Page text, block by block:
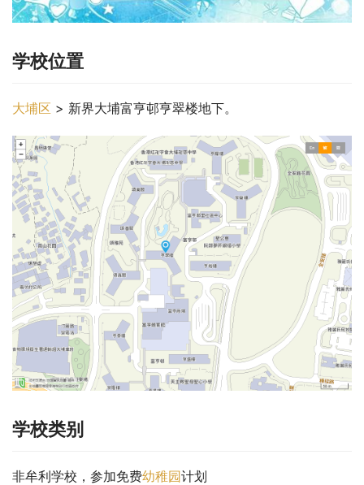
学校位置
大埔区 > 新界大埔富亨邨亨翠楼地下。
学校类别
非牟利学校，参加免费幼稚园计划